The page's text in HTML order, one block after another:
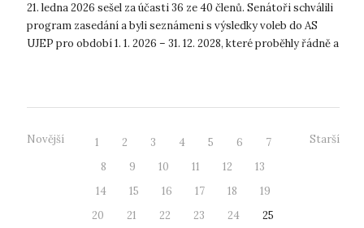
21. ledna 2026 sešel za účasti 36 ze 40 členů. Senátoři schválili
program zasedání a byli seznámeni s výsledky voleb do AS
UJEP pro období 1. 1. 2026 – 31. 12. 2028, které proběhly řádně a
Novější 1 2 3 4 5 6
7
8
9 10 11 12
13
14
15 16 17 18
19
20
21 22 23 24
25
Starší